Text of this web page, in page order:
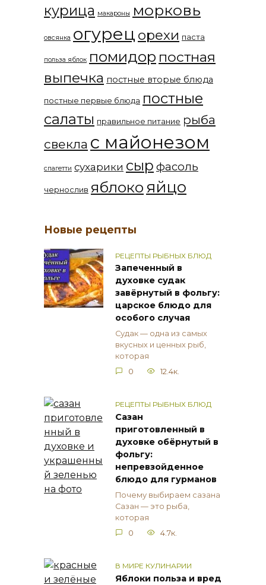
курица макароны морковь
овсянка огурец орехи паста
польза яблок помидор постная
выпечка постные вторые блюда
постные первые блюда постные
салаты правильное питание рыба
свекла с майонезом
спагетти сухарики сыр фасоль
чернослив яблоко яйцо
Новые рецепты
РЕЦЕПТЫ РЫБНЫХ БЛЮД
Запеченный в
духовке судак
завёрнутый в фольгу:
царское блюдо для
особого случая
Судак — одна из самых
вкусных и ценных рыб,
которая
0
12.4к.
РЕЦЕПТЫ РЫБНЫХ БЛЮД
Сазан
приготовленный в
духовке обёрнутый в
фольгу:
непревзойденное
блюдо для гурманов
Почему выбираем сазана
Сазан — это рыба,
которая
0
4.7к.
В МИРЕ КУЛИНАРИИ
Яблоки польза и вред